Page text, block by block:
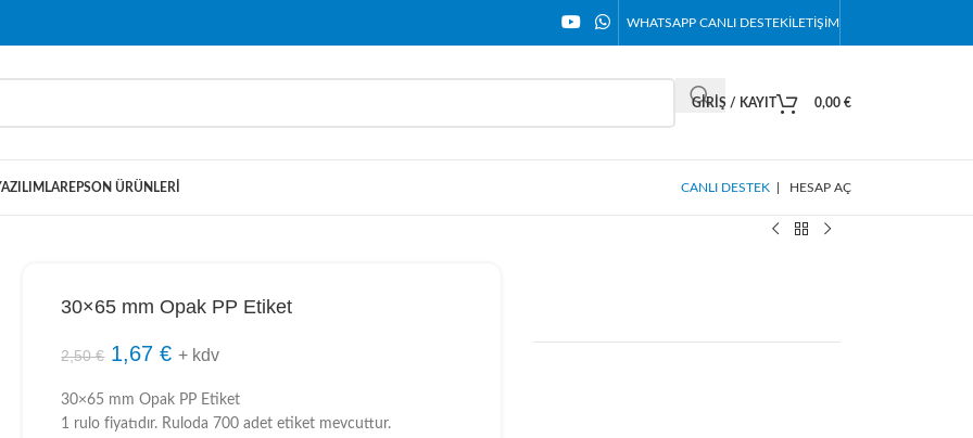
WHATSAPP CANLI DESTEKİLETIŞIM
GIRIŞ / KAYIT 0,00 €
EPSON ÜRÜNLERI CANLI DESTEK HESAP AÇ
30×65 mm Opak PP Etiket
2,50€ 1,67€ + kdv
30×65 mm Opak PP Etiket
1 rulo fiyatıdır. Ruloda 700 adet etiket mevcuttur.